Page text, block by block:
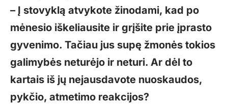
– Į stovyklą atvykote žinodami, kad po
mėnesio iškeliausite ir grįšite prie įprasto
gyvenimo. Tačiau jus supę žmonės tokios
galimybės neturėjo ir neturi. Ar dėl to
kartais iš jų nejausdavote nuoskaudos,
pykčio, atmetimo reakcijos?